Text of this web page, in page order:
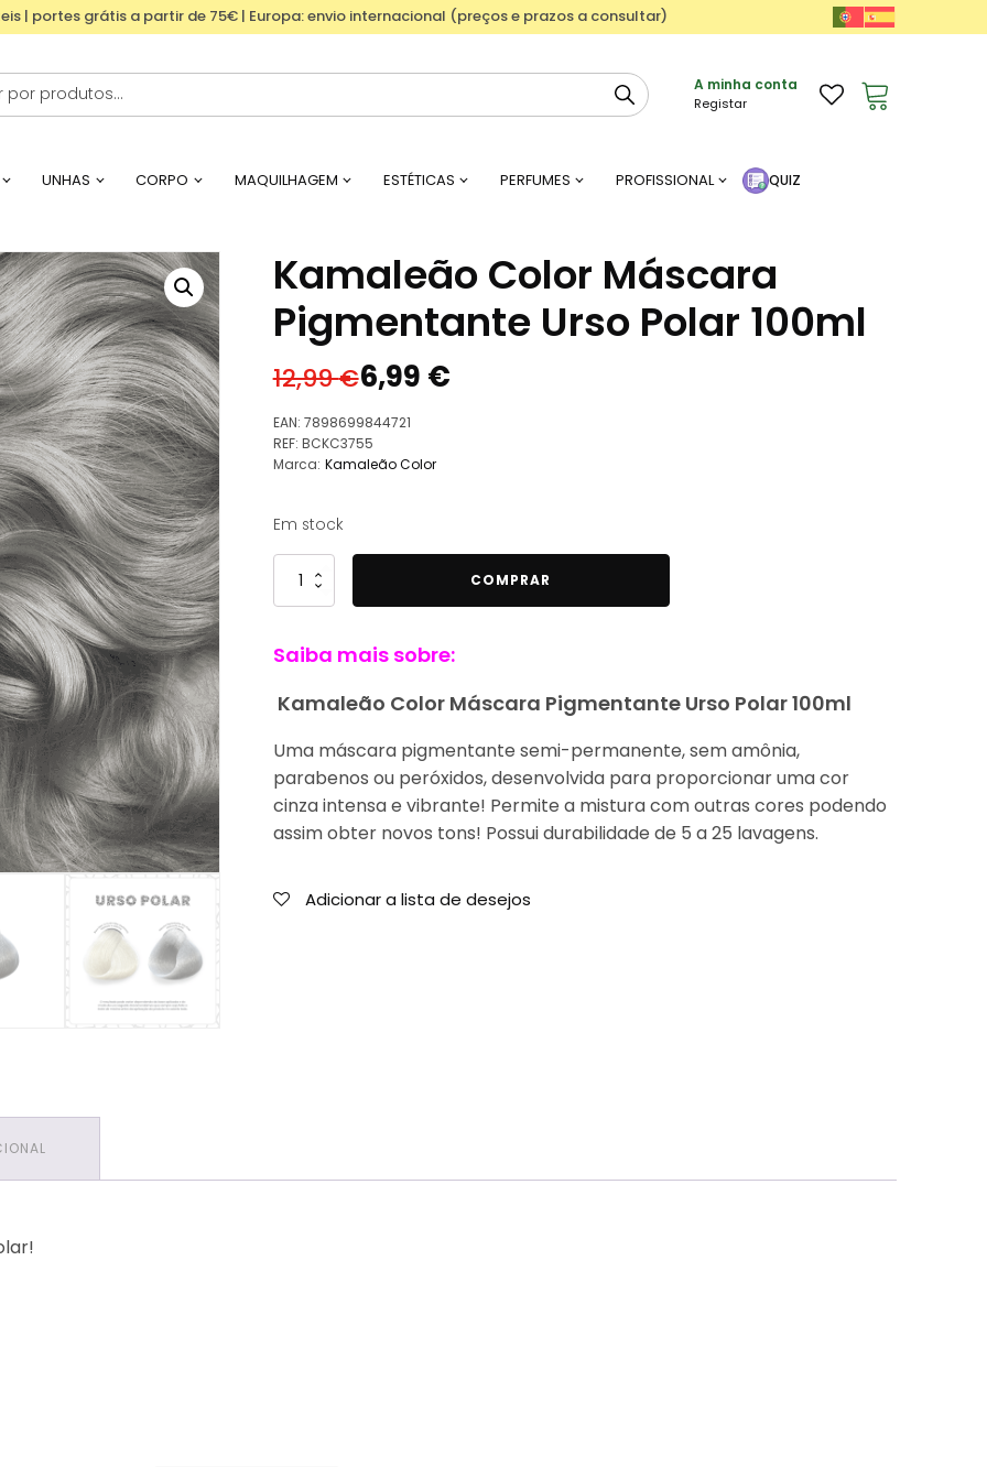
| portes grátis a partir de 75€ | Europa: envio internacional (preços e prazos a consultar)
A minha conta
Registar
UNHAS CORPO MAQUILHAGEM ESTÉTICAS PERFUMES PROFISSIONAL QUIZ
Kamaleão Color Máscara
Pigmentante Urso Polar 100ml
12,99€
O
preço
original
era:
6,99 €
O
preço
atual
é:
EAN: 7898699844721
REF: BCKC3755
Marca: Kamaleão Color
Em stock
Quantidade
de
Color
Pigmentante
Polar
100ml
COMPRAR
Saiba mais sobre:
Kamaleão Color Máscara Pigmentante Urso Polar 100ml
Uma máscara pigmentante semi-permanente, sem amônia,
parabenos ou peróxidos, desenvolvida para proporcionar uma cor
cinza intensa e vibrante! Permite a mistura com outras cores podendo
assim obter novos tons! Possui durabilidade de 5 a 25 lavagens.
Adicionar a lista de desejos